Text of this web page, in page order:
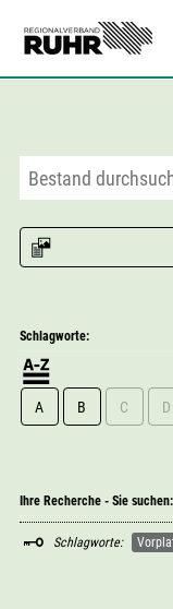
Schlagworte:
A B C D
Ihre Recherche - Sie suchen:
Schlagworte: